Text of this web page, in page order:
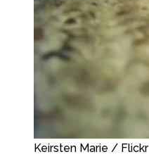
Keirsten Marie / Flickr